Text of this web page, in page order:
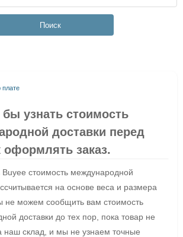
Поиск
плате
узнать стоимость
доставки перед
оформлять заказ.
Buyee стоимость международной
на основе веса и размера
не можем сообщить вам стоимость
доставки до тех пор, пока товар не
наш склад, и мы не узнаем точные